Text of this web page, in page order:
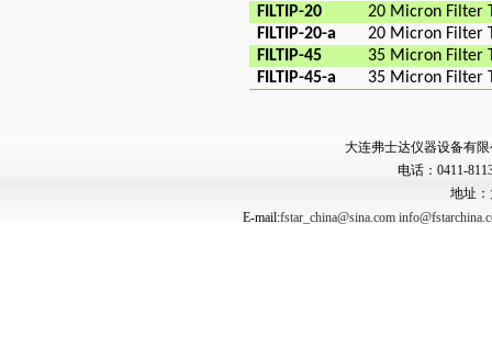
FILTIP-20
20 Micron Filter
FILTIP-20-a
20 Micron Filter
FILTIP-45
35 Micron Filter
FILTIP-45-a
35 Micron Filter
大连弗士达仪器设备有限
电话：0411-
地址
E-mail:fstar_china@sina.com